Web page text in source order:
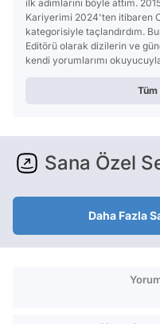
ilk adımlarını böyle attım.
Kariyerimi 2024'ten itibaren
kategorisiyle taçlandırdım.
Editörü olarak dizilerin ve
kendi yorumlarımı
Sana Özel
Daha Fazla